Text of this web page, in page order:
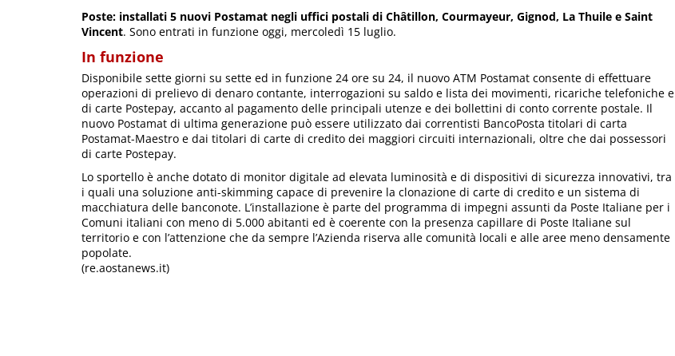
Poste: installati 5 nuovi Postamat negli uffici postali di Châtillon, Courmayeur, Gignod, La Thuile e Saint
Vincent. Sono entrati in funzione oggi, mercoledì 15 luglio.
In funzione
Disponibile sette giorni su sette ed in funzione 24 ore su 24, il nuovo ATM Postamat consente di effettuare
operazioni di prelievo di denaro contante, interrogazioni su saldo e lista dei movimenti, ricariche telefoniche e
di carte Postepay, accanto al pagamento delle principali utenze e dei bollettini di conto corrente postale. Il
nuovo Postamat di ultima generazione può essere utilizzato dai correntisti BancoPosta titolari di carta
Postamat-Maestro e dai titolari di carte di credito dei maggiori circuiti internazionali, oltre che dai possessori
di carte Postepay.
Lo sportello è anche dotato di monitor digitale ad elevata luminosità e di dispositivi di sicurezza innovativi, tra
i quali una soluzione anti-skimming capace di prevenire la clonazione di carte di credito e un sistema di
macchiatura delle banconote. L’installazione è parte del programma di impegni assunti da Poste Italiane per i
Comuni italiani con meno di 5.000 abitanti ed è coerente con la presenza capillare di Poste Italiane sul
territorio e con l’attenzione che da sempre l’Azienda riserva alle comunità locali e alle aree meno densamente
popolate.
(re.aostanews.it)